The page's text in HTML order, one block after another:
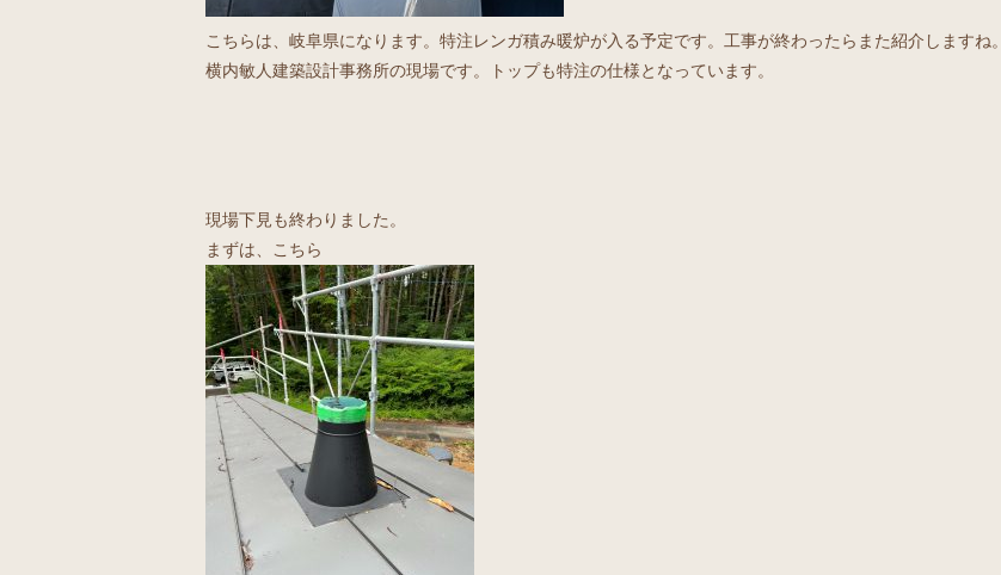
こちらは、岐阜県になります。特注レンガ積み暖炉が入る予定です。工事が終わったらまた紹介しますね。
横内敏人建築設計事務所の現場です。トップも特注の仕様となっています。
現場下見も終わりました。
まずは、こちら